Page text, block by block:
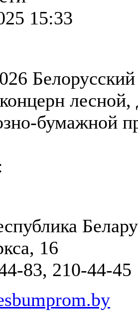
15:33
бумажной
16
83, 210-44-45